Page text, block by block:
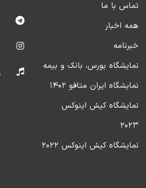
تماس با ما
همه اخبار
خبرنامه
نمایشگاه بورس، بانک و بیمه
نمایشگاه ایران متافو ۱۴۰۲
نمایشگاه کیش اینوکس
۲۰۲۳
نمایشگاه کیش اینوکس ۲۰۲۲